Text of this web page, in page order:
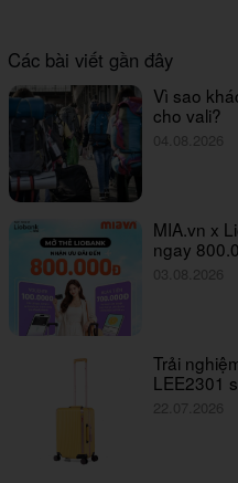
Các bài viết gần đây
Vì sao
cho vali?
04.08.2026
MIA.vn x
ngay
03.08.2026
Trải
LEE2301
22.07.2026